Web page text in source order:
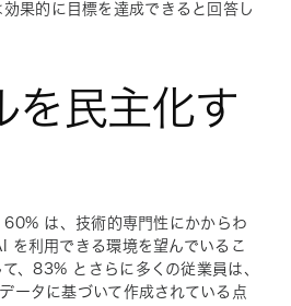
果的に目標を達成できると回答し
を民主化す
60% は、技術的専門性にかからわ
を利用できる環境を望んでいるこ
、83% とさらに多くの従業員は、
ータに基づいて作成されている点